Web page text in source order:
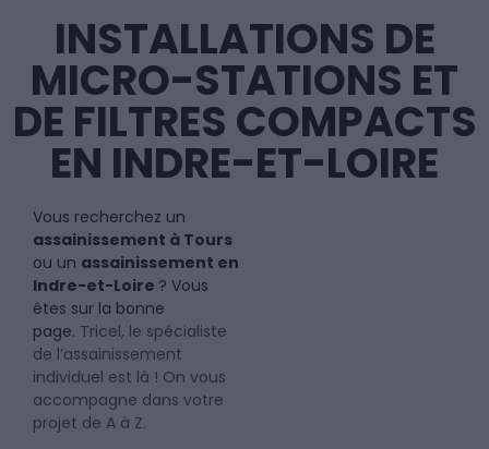
INSTALLATIONS DE
MICRO-STATIONS ET
DE FILTRES COMPACTS
EN INDRE-ET-LOIRE
Vous recherchez un
assainissement à Tours
ou un assainissement en
Indre-et-Loire ? Vous
êtes sur la bonne
page. Tricel, le spécialiste
de l’assainissement
individuel est là ! On vous
accompagne dans votre
projet de A à Z.